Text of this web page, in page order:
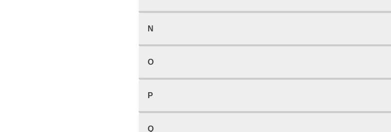
N
O
P
Q